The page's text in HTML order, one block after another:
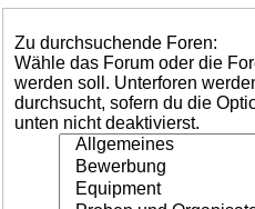
Zu durchsuchende Foren:
Wähle das Forum oder die
werden soll. Unterforen
durchsucht, sofern du die
unten nicht deaktivierst.